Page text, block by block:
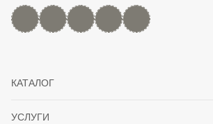
MAX Дзен YouTuberutubeTelegram
КАТАЛОГ
УСЛУГИ